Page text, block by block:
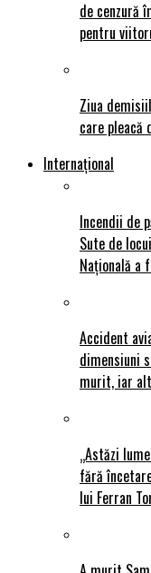
de cenzură
pentru
Ziua
care pleacă
Internațional
Incendii de
Sute de
Națională a
Accident
dimensiuni
murit, iar
„Astăzi
fără
lui Ferran